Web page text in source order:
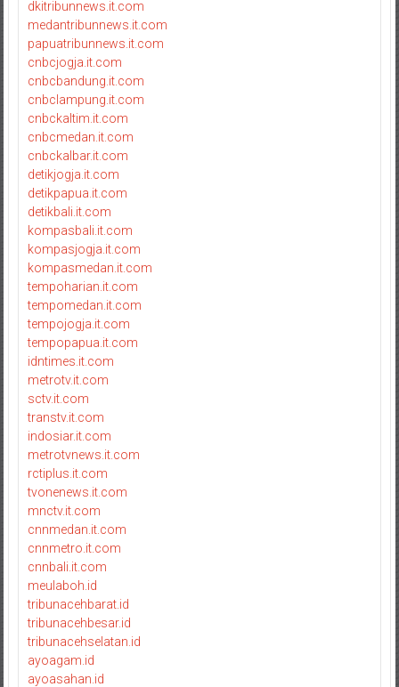
dkitribunnews.it.com
medantribunnews.it.com
papuatribunnews.it.com
cnbcjogja.it.com
cnbcbandung.it.com
cnbclampung.it.com
cnbckaltim.it.com
cnbcmedan.it.com
cnbckalbar.it.com
detikjogja.it.com
detikpapua.it.com
detikbali.it.com
kompasbali.it.com
kompasjogja.it.com
kompasmedan.it.com
tempoharian.it.com
tempomedan.it.com
tempojogja.it.com
tempopapua.it.com
idntimes.it.com
metrotv.it.com
sctv.it.com
transtv.it.com
indosiar.it.com
metrotvnews.it.com
rctiplus.it.com
tvonenews.it.com
mnctv.it.com
cnnmedan.it.com
cnnmetro.it.com
cnnbali.it.com
meulaboh.id
tribunacehbarat.id
tribunacehbesar.id
tribunacehselatan.id
ayoagam.id
ayoasahan.id